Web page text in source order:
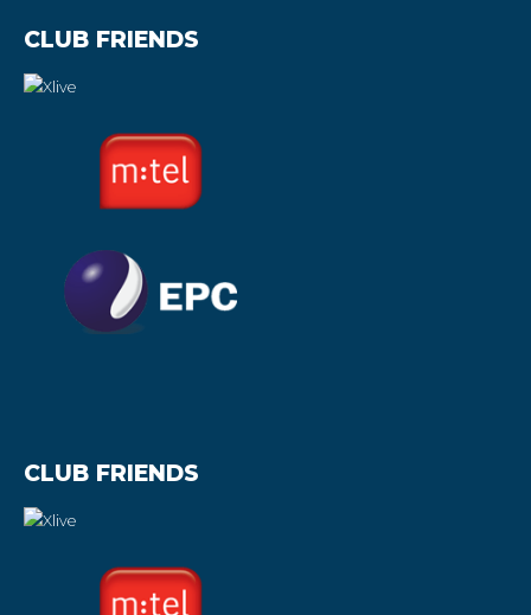
CLUB FRIENDS
CLUB FRIENDS